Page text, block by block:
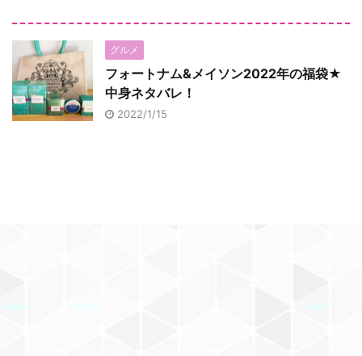
グルメ
フォートナム&メイソン2022年の福袋★
中身ネタバレ！
2022/1/15